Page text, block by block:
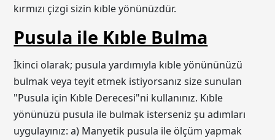
kırmızı çizgi sizin kıble yönünüzdür.
Pusula ile Kıble Bulma
İkinci olarak; pusula yardımıyla kıble yönününüzü
bulmak veya teyit etmek istiyorsanız size sunulan
"Pusula için Kıble Derecesi"ni kullanınız. Kıble
yönünüzü pusula ile bulmak isterseniz şu adımları
uygulayınız: a) Manyetik pusula ile ölçüm yapmak